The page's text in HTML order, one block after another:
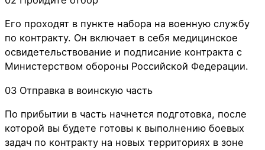
Его проходят в пункте набора на военную службу
по контракту. Он включает в себя медицинское
освидетельствование и подписание контракта с
Министерством обороны Российской Федерации.
03 Отправка в воинскую часть
По прибытии в часть начнется подготовка, после
которой вы будете готовы к выполнению боевых
задач по контракту на новых территориях в зоне